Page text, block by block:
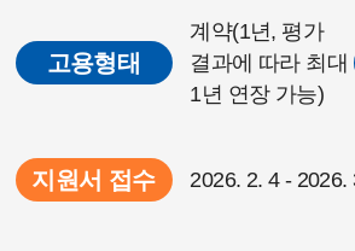
고용형태
계약(1년, 평가
결과에 따라 최대
1년 연장 가능)
지원서 접수 2026. 2. 4 - 2026.